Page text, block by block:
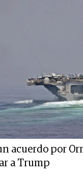
acuerdo por
a Trump